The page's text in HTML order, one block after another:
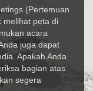
(Pertemuan
melihat peta di
acara
juga dapat
Apakah Anda
bagian atas
segera